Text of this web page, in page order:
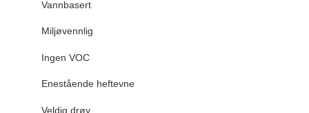
Vannbasert
Miljøvennlig
Ingen VOC
Enestående heftevne
Veldig drøy